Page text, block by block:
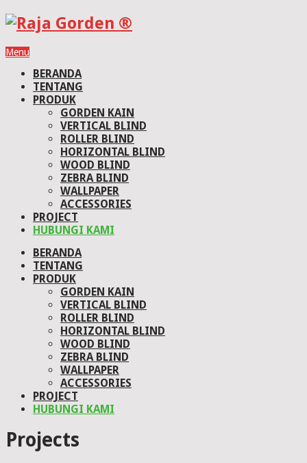
Menu
BERANDA
TENTANG
PRODUK
GORDEN KAIN
VERTICAL BLIND
ROLLER BLIND
HORIZONTAL BLIND
WOOD BLIND
ZEBRA BLIND
WALLPAPER
ACCESSORIES
PROJECT
HUBUNGI KAMI
BERANDA
TENTANG
PRODUK
GORDEN KAIN
VERTICAL BLIND
ROLLER BLIND
HORIZONTAL BLIND
WOOD BLIND
ZEBRA BLIND
WALLPAPER
ACCESSORIES
PROJECT
HUBUNGI KAMI
Projects